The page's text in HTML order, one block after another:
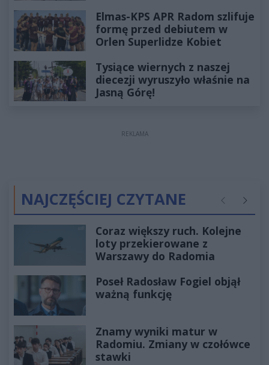
Elmas-KPS APR Radom szlifuje
formę przed debiutem w
Orlen Superlidze Kobiet
Tysiące wiernych z naszej
diecezji wyruszyło właśnie na
Jasną Górę!
REKLAMA
NAJCZĘŚCIEJ CZYTANE Poprzednie
Coraz większy ruch. Kolejne
loty przekierowane z
Warszawy do Radomia
Poseł Radosław Fogiel objął
ważną funkcję
Znamy wyniki matur w
Radomiu. Zmiany w czołówce
stawki